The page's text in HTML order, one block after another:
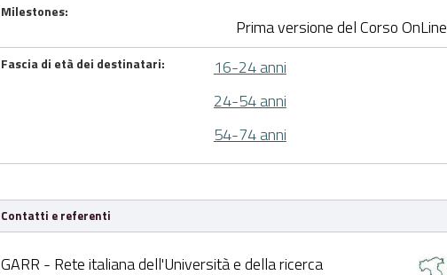
Milestones:
Prima versione del Corso OnLine
Fascia di età dei destinatari:
16-24 anni
24-54 anni
54-74 anni
Contatti e referenti
GARR - Rete italiana dell'Università e della ricerca